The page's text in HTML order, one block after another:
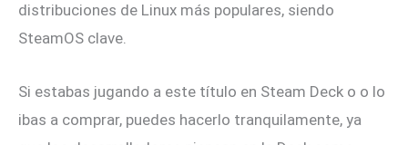
distribuciones de Linux más populares, siendo
SteamOS clave.
Si estabas jugando a este título en Steam Deck o o lo
ibas a comprar, puedes hacerlo tranquilamente, ya